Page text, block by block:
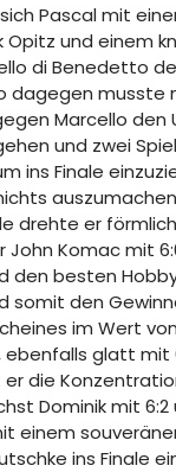
Pascal mit
Opitz und einem
di Benedetto
dagegen musste
Marcello den
und zwei
ins Finale
drehte er
John Komac mit
den besten
somit den
im Wert
ebenfalls glatt mit
die
Dominik mit 6:2
einem
ins Finale